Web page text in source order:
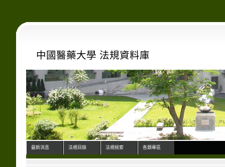
中國醫藥大學 法規資料庫
最新消息 法規目錄 法規檢索 各類專區